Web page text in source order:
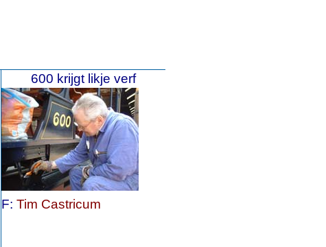
600 krijgt likje verf
F: Tim Castricum